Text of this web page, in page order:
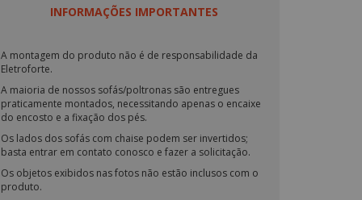
INFORMAÇÕES IMPORTANTES
A montagem do produto não é de responsabilidade da
Eletroforte.
A maioria de nossos sofás/poltronas são entregues
praticamente montados, necessitando apenas o encaixe
do encosto e a fixação dos pés.
Os lados dos sofás com chaise podem ser invertidos;
basta entrar em contato conosco e fazer a solicitação.
Os objetos exibidos nas fotos não estão inclusos com o
produto.